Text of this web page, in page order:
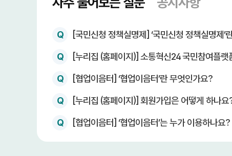
Q [국민신청 정책실명제] ‘국민신청 정책실명제’
Q [누리집 (홈페이지)] 소통혁신24 국민참여플랫
Q [협업이음터] ‘협업이음터’란 무엇인가요?
Q [누리집 (홈페이지)] 회원가입은 어떻게 하나요
Q [협업이음터] ‘협업이음터’는 누가 이용하나요?